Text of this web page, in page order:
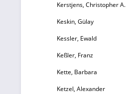
Kerstjens, Christopher A.
Keskin, Gülay
Kessler, Ewald
Keßler, Franz
Kette, Barbara
Ketzel, Alexander